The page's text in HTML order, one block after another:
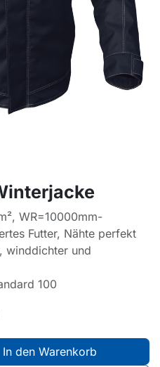
WR=10000mm-
Futter, Nähte perfekt
winddichter und
100
In den Warenkorb